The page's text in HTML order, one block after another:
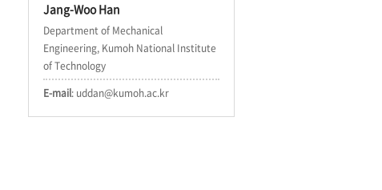
Jang-Woo Han
Department of Mechanical
Engineering, Kumoh National Institute
of Technology
E-mail: uddan@kumoh.ac.kr